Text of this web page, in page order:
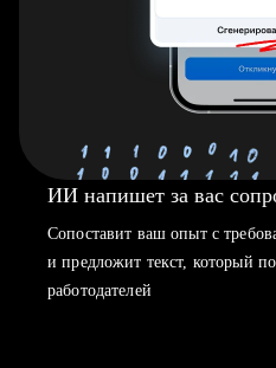
ИИ напишет за вас
Сопоставит ваш опыт с
и предложит текст, который
работодателей